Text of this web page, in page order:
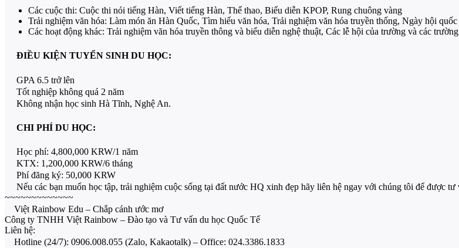
Các cuộc thi: Cuộc thi nói tiếng Hàn, Viết tiếng Hàn, Thể thao, Biểu diễn KPOP, Rung chuông vàng
Trải nghiệm văn hóa: Làm món ăn Hàn Quốc, Tìm hiểu văn hóa, Trải nghiệm văn hóa truyền thống, Ngày hội
Các hoạt động khác: Trải nghiệm văn hóa truyền thông và biểu diễn nghệ thuật, Các lễ hội của trường và các
ĐIỀU KIỆN TUYỂN SINH DU HỌC:
GPA 6.5 trở lên
Tốt nghiệp không quá 2 năm
Không nhận học sinh Hà Tĩnh, Nghệ An.
CHI PHÍ DU HỌC:
Học phí: 4,800,000 KRW/1 năm
KTX: 1,200,000 KRW/6 tháng
Phí đăng ký: 50,000 KRW
Nếu các bạn muốn học tập, trải nghiệm cuộc sống tại đất nước HQ xinh đẹp hãy liên hệ ngay với chúng tôi để được
~~~~~~~~~~~~~
Việt Rainbow Edu – Chắp cánh ước mơ
Công ty TNHH Việt Rainbow – Đào tạo và Tư vấn du học Quốc Tế
Liên hệ:
Hotline (24/7): 0906.008.055 (Zalo, Kakaotalk) – Office: 024.3386.1833